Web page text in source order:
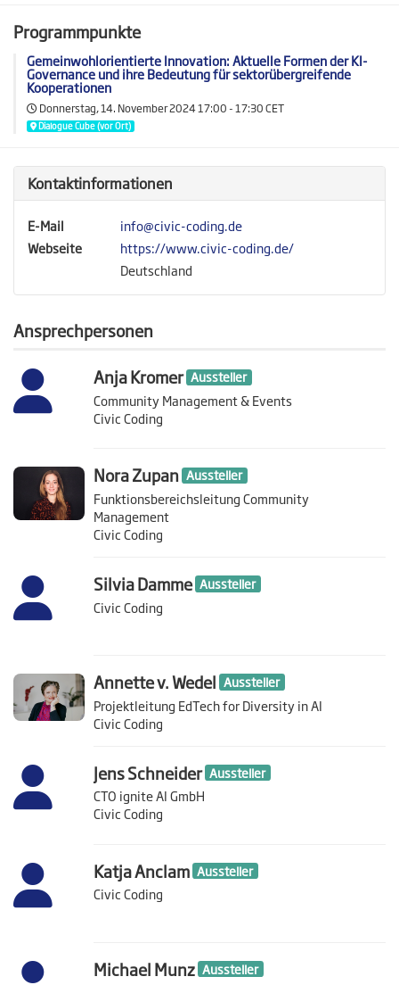
Programmpunkte
Gemeinwohlorientierte Innovation: Aktuelle Formen der KI-
Governance und ihre Bedeutung für sektorübergreifende
Kooperationen
Donnerstag, 14. November 202417:00 - 17:30 CET
Dialogue Cube (vor Ort)
Kontaktinformationen
E-Mail
info@civic-coding.de
Webseite
https://www.civic-coding.de/
Deutschland
Ansprechpersonen
Anja Kromer Aussteller
Community Management & Events
Civic Coding
Nora Zupan Aussteller
Funktionsbereichsleitung Community
Management
Civic Coding
Silvia Damme Aussteller
Civic Coding
Annette v. Wedel Aussteller
Projektleitung EdTech for Diversity in AI
Civic Coding
Jens Schneider Aussteller
CTO ignite AI GmbH
Civic Coding
Katja Anclam Aussteller
Civic Coding
Michael Munz Aussteller